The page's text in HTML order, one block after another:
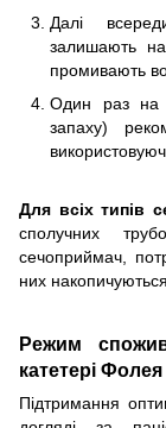
Далі
залишають
промивають
Один раз на
запаху)
Для всіх типів
сполучних
сечоприймач,
них накопичуються
Режим
катетері Фолея
Підтримання